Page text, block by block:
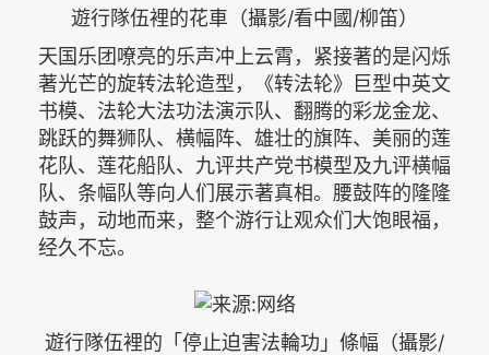
遊行隊伍裡的花車（攝影/看中國/柳笛）
天国乐团嘹亮的乐声冲上云霄，紧接著的是闪烁
著光芒的旋转法轮造型，《转法轮》巨型中英文
书模、法轮大法功法演示队、翻腾的彩龙金龙、
跳跃的舞狮队、横幅阵、雄壮的旗阵、美丽的莲
花队、莲花船队、九评共产党书模型及九评横幅
队、条幅队等向人们展示著真相。腰鼓阵的隆隆
鼓声，动地而来，整个游行让观众们大饱眼福，
经久不忘。
遊行隊伍裡的「停止迫害法輪功」條幅（攝影/